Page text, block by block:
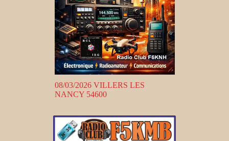
08/03/2026 VILLERS LES
NANCY 54600